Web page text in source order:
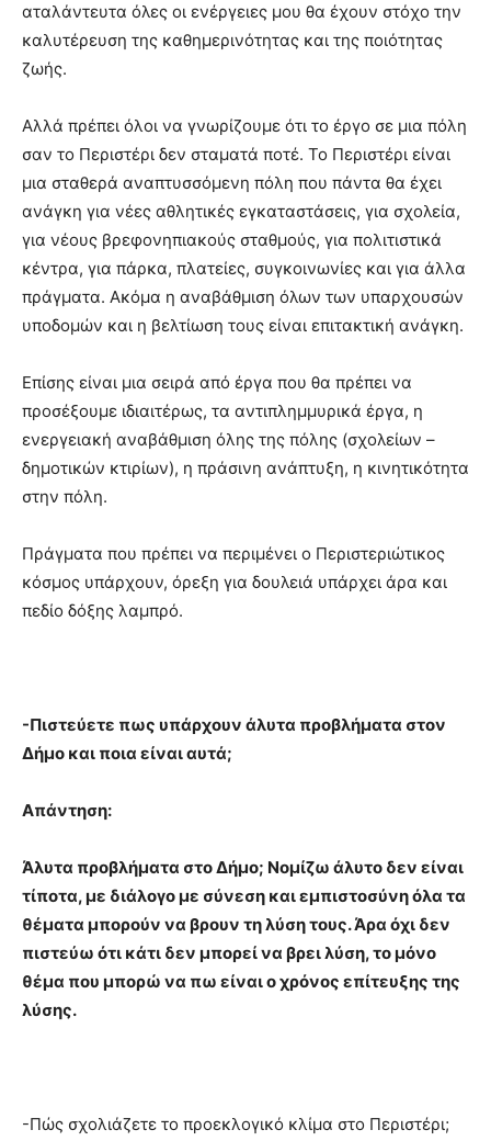
αταλάντευτα όλες οι ενέργειες μου θα έχουν στόχο την
καλυτέρευση της καθημερινότητας και της ποιότητας
ζωής.
Αλλά πρέπει όλοι να γνωρίζουμε ότι το έργο σε μια πόλη
σαν το Περιστέρι δεν σταματά ποτέ. Το Περιστέρι είναι
μια σταθερά αναπτυσσόμενη πόλη που πάντα θα έχει
ανάγκη για νέες αθλητικές εγκαταστάσεις, για σχολεία,
για νέους βρεφονηπιακούς σταθμούς, για πολιτιστικά
κέντρα, για πάρκα, πλατείες, συγκοινωνίες και για άλλα
πράγματα. Ακόμα η αναβάθμιση όλων των υπαρχουσών
υποδομών και η βελτίωση τους είναι επιτακτική ανάγκη.
Επίσης είναι μια σειρά από έργα που θα πρέπει να
προσέξουμε ιδιαιτέρως, τα αντιπλημμυρικά έργα, η
ενεργειακή αναβάθμιση όλης της πόλης (σχολείων –
δημοτικών κτιρίων), η πράσινη ανάπτυξη, η κινητικότητα
στην πόλη.
Πράγματα που πρέπει να περιμένει ο Περιστεριώτικος
κόσμος υπάρχουν, όρεξη για δουλειά υπάρχει άρα και
πεδίο δόξης λαμπρό.
-Πιστεύετε πως υπάρχουν άλυτα προβλήματα στον
Δήμο και ποια είναι αυτά;
Απάντηση:
Άλυτα προβλήματα στο Δήμο; Νομίζω άλυτο δεν είναι
τίποτα, με διάλογο με σύνεση και εμπιστοσύνη όλα τα
θέματα μπορούν να βρουν τη λύση τους. Άρα όχι δεν
πιστεύω ότι κάτι δεν μπορεί να βρει λύση, το μόνο
θέμα που μπορώ να πω είναι ο χρόνος επίτευξης της
λύσης.
-Πώς σχολιάζετε το προεκλογικό κλίμα στο Περιστέρι;